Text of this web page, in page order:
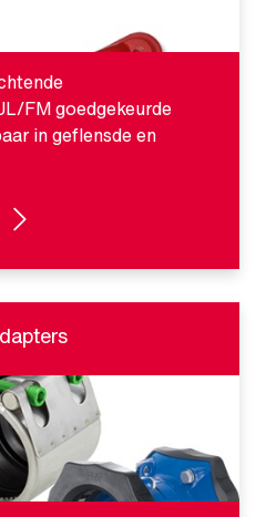
FM goedgekeurde
in geflensde en
BEKIJK PRODUCTEN